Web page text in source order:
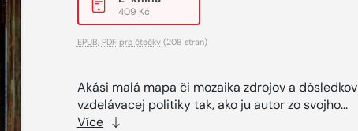
409 Kč
EPUB PDF pro čtečky(208 stran)
Akási malá mapa či mozaika zdrojov a dôsledkov
vzdelávacej politiky tak, ako ju autor zo svojho...
Více